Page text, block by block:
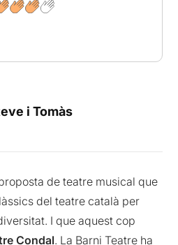
i Tomàs
de teatre musical que
del teatre català per
I que aquest cop
Condal. La Barni Teatre ha